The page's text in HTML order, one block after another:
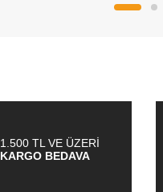
1.500 TL VE ÜZERİ
KARGO BEDAVA